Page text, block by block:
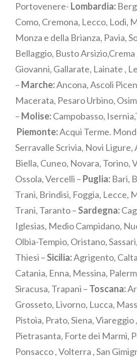
Portovenere- Lombardia:
Como, Cremona, Lecco, Lodi,
Monza e della Brianza, Pavia,
Bellaggio, Busto Arsizio,Crema
Giovanni, Gallarate, Lainate ,
– Marche:Ancona, Ascoli
Macerata, Pesaro Urbino,
– Molise:Campobasso,
Piemonte:Acqui Terme.
Serravalle Scrivia, Novi Ligure,
Biella, Cuneo, Novara, Torino,
Ossola, Vercelli – Puglia: Bari,
Trani, Brindisi, Foggia, Lecce,
Trani, Taranto –Sardegna:
Iglesias, Medio Campidano,
Olbia-Tempio, Oristano,
Thiesi –Sicilia:Agrigento,
Catania, Enna, Messina,
Siracusa, Trapani – Toscana:
Grosseto, Livorno, Lucca,
Pistoia, Prato, Siena, Viareggio
Pietrasanta, Forte dei Marmi,
Ponsacco , Volterra , San